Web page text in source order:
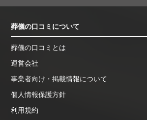
葬儀の口コミについて
葬儀の口コミとは
運営会社
事業者向け・掲載情報について
個人情報保護方針
利用規約